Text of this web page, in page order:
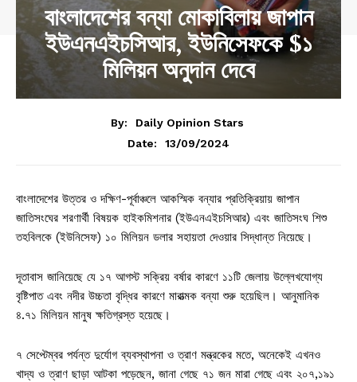
বাংলাদেশের বন্যা মোকাবিলায় জাপান
ইউএনএইচসিআর, ইউনিসেফকে $১
মিলিয়ন অনুদান দেবে
By:
Daily Opinion Stars
Date:
13/09/2024
বাংলাদেশের উত্তর ও দক্ষিণ-পূর্বাঞ্চলে আকস্মিক বন্যার প্রতিক্রিয়ায় জাপান
জাতিসংঘের শরণার্থী বিষয়ক হাইকমিশনার (ইউএনএইচসিআর) এবং জাতিসংঘ শিশু
তহবিলকে (ইউনিসেফ) ১০ মিলিয়ন ডলার সহায়তা দেওয়ার সিদ্ধান্ত নিয়েছে।
দূতাবাস জানিয়েছে যে ১৭ আগস্ট সক্রিয় বর্ষার কারণে ১১টি জেলায় উল্লেখযোগ্য
বৃষ্টিপাত এবং নদীর উচ্চতা বৃদ্ধির কারণে মারাত্মক বন্যা শুরু হয়েছিল। আনুমানিক
৪.৭১ মিলিয়ন মানুষ ক্ষতিগ্রস্ত হয়েছে।
৭ সেপ্টেম্বর পর্যন্ত দুর্যোগ ব্যবস্থাপনা ও ত্রাণ মন্ত্রকের মতে, অনেকেই এখনও
খাদ্য ও ত্রাণ ছাড়া আটকা পড়েছেন, জানা গেছে ৭১ জন মারা গেছে এবং ২০৭,১৯১